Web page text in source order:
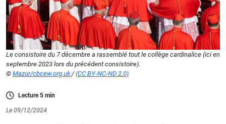
Le consistoire du 7 décembre a rassemblé tout le collège cardinalice (ici en
septembre 2023 lors du précédent consistoire).
© Mazur/cbcew.org.uk/(CC BY-NC-ND 2.0)
Lecture5 min
Le 09/12/2024